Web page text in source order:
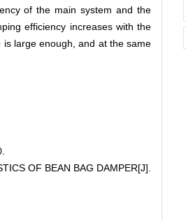
of the main system and the
efficiency increases with the
large enough, and at the same
OF BEAN BAG DAMPER[J].